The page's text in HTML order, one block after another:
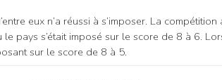
eux n’a réussi à s’imposer. La
pays s’était imposé sur le score de 8 à 6.
sur le score de 8 à 5.